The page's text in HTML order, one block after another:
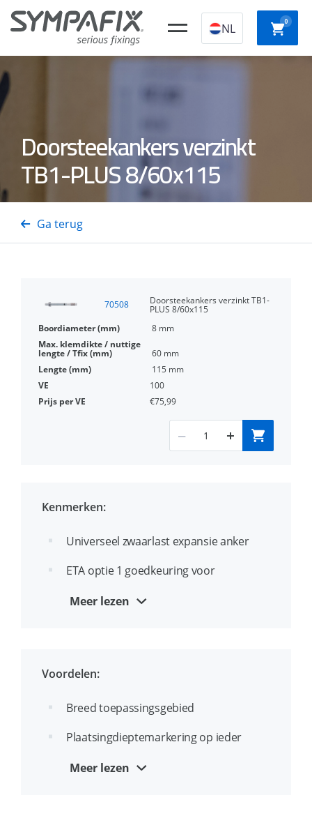
NL 0
ankers
ankers
Doorsteekankers verzinkt
TB1-PLUS 8/60x115
Ga terug
70508 Doorsteekankers verzinkt TB1-
PLUS 8/60x115
8 mm
60 mm
115 mm
100
€75,99
Kenmerken:
Universeel zwaarlast expansie anker
ETA optie 1 goedkeuring voor
ETA goedgekeurd voor seismische
12 en 16)
Meer lezen
Voordelen:
Breed toepassingsgebied
Plaatsingdieptemarkering op ieder
Meer lezen